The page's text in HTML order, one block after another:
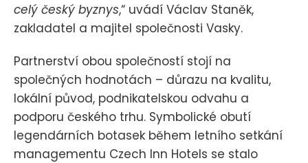
celý český byznys,“ uvádí Václav Staněk,
zakladatel a majitel společnosti Vasky.
Partnerství obou společností stojí na
společných hodnotách – důrazu na kvalitu,
lokální původ, podnikatelskou odvahu a
podporu českého trhu. Symbolické obutí
legendárních botasek během letního setkání
managementu Czech Inn Hotels se stalo